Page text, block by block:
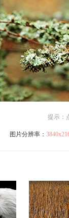
提示：
图片分辨率：